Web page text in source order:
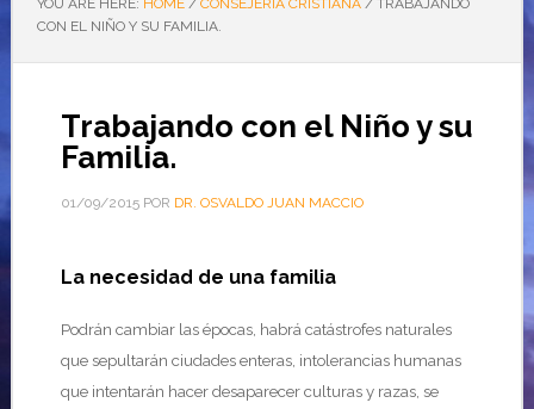
YOU ARE HERE: HOME / CONSEJERÍA CRISTIANA /TRABAJANDO
CON EL NIÑO Y SU FAMILIA.
Trabajando con el Niño y su
Familia.
01/09/2015POR DR. OSVALDO JUAN MACCIO
La necesidad de una familia
Podrán cambiar las épocas, habrá catástrofes naturales
que sepultarán ciudades enteras, intolerancias humanas
que intentarán hacer desaparecer culturas y razas, se